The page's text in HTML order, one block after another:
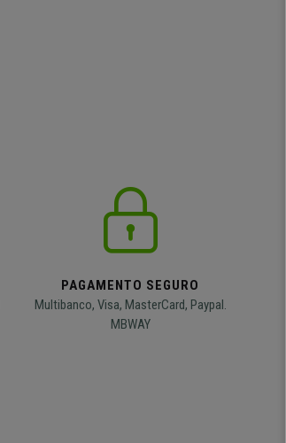
PAGAMENTO SEGURO
Multibanco, Visa, MasterCard, Paypal.
MBWAY